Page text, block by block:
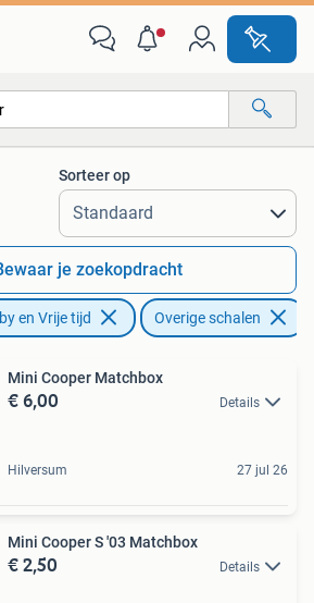
Alle afstanden…
Sorteer op
je zoekopdracht
en Vrije tijd Overige schalen
Mini Cooper Matchbox
€ 6,00 Details
Hilversum 27 jul 26
Mini Cooper S '03 Matchbox
€ 2,50 Details